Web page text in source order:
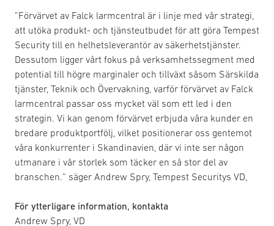
”Förvärvet av Falck larmcentral är i linje med vår strategi,
att utöka produkt- och tjänsteutbudet för att göra Tempest
Security till en helhetsleverantör av säkerhetstjänster.
Dessutom ligger vårt fokus på verksamhetssegment med
potential till högre marginaler och tillväxt såsom Särskilda
tjänster, Teknik och Övervakning, varför förvärvet av Falck
larmcentral passar oss mycket väl som ett led i den
strategin. Vi kan genom förvärvet erbjuda våra kunder en
bredare produktportfölj, vilket positionerar oss gentemot
våra konkurrenter i Skandinavien, där vi inte ser någon
utmanare i vår storlek som täcker en så stor del av
branschen.” säger Andrew Spry, Tempest Securitys VD,
För ytterligare information, kontakta
Andrew Spry, VD